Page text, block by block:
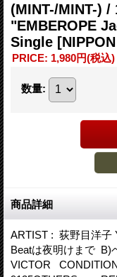
(MINT-/MINT-) /
"EMBEROPE
Single
PRICE: 1,980円(税込)
数量:
商品詳細
ARTIST : 荻野目洋子
Beatは夜明けまで B)
VICTOR